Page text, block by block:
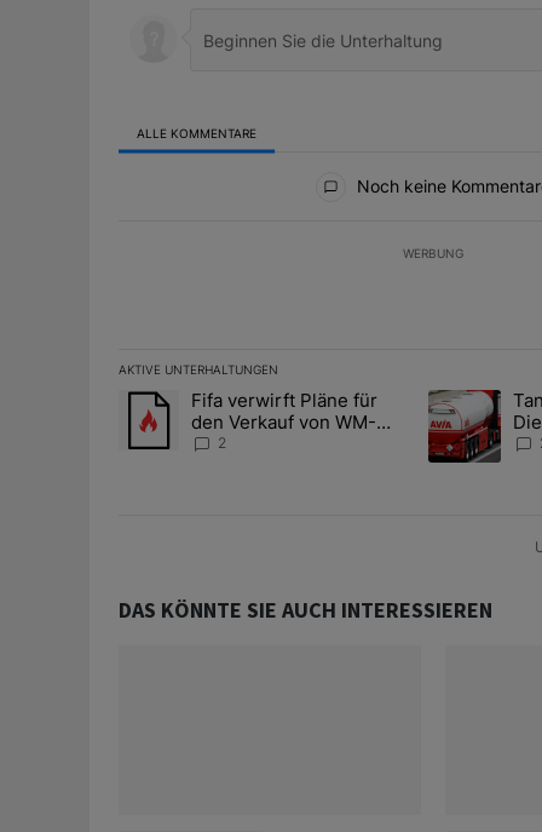
ALLE KOMMENTARE
Noch keine
WERBUNG
AKTIVE UNTERHALTUNGEN
Das Folgende ist eine Liste der am meisten
Ein Trendartikel mit dem Titel "Fifa verwirft Pläne für
Fifa verwirft Pläne für
den Verkauf von WM-
Anteilen
2
Ein
DAS KÖNNTE SIE AUCH INTERESSIEREN